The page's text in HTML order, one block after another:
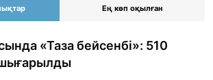
Ең көп оқылған
«Таза бейсенбі»: 510